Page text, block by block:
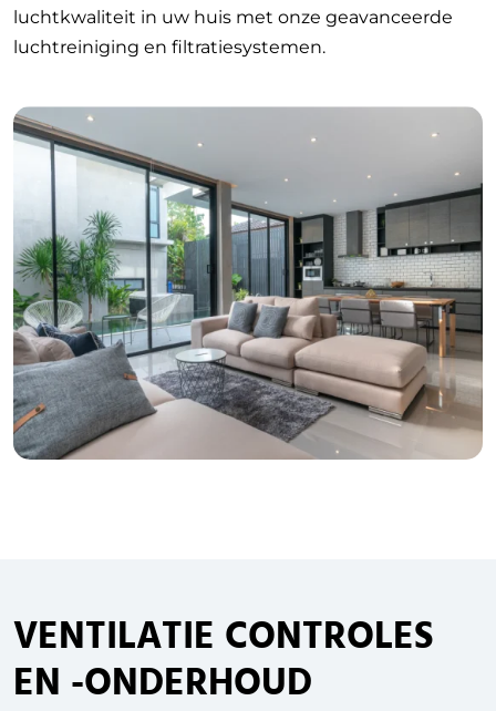
luchtkwaliteit in uw huis met onze geavanceerde
luchtreiniging en filtratiesystemen.
VENTILATIE CONTROLES
EN -ONDERHOUD